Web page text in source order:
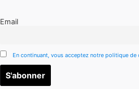
Email
En continuant, vous acceptez notre politique